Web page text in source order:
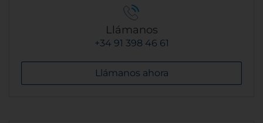
Llámanos
+34 91 398 46 61
Llámanos ahora